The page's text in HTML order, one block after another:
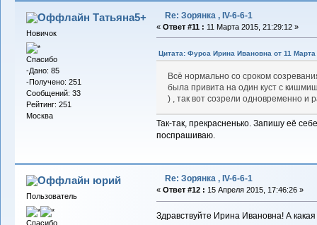
Татьяна5+
Новичок
Спасибо
-Дано: 85
-Получено: 251
Сообщений: 33
Рейтинг: 251
Москва
Re: Зорянка , IV-6-6-1
« Ответ #11 : 11 Марта 2015, 21:29:12 »
Цитата: Фурса Ирина Ивановна от 11
Всё нормально со сроком
была привита на один куст с
) , так вот созрели одновременно и
Так-так, прекрасненько. Запишу её
поспрашиваю.
юрий
Пользователь
Спасибо
Re: Зорянка , IV-6-6-1
« Ответ #12 : 15 Апреля 2015, 17:46:26 »
Здравствуйте Ирина Ивановна! А